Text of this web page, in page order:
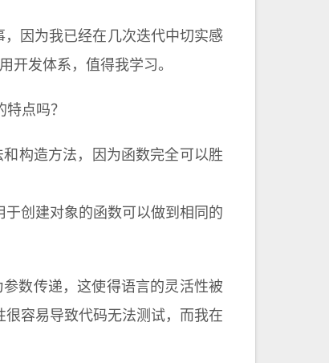
，因为我已经在几次迭代中切实感
开发体系，值得我学习。
点吗？
构造方法，因为函数完全可以胜
创建对象的函数可以做到相同的
数传递，这使得语言的灵活性被
容易导致代码无法测试，而我在